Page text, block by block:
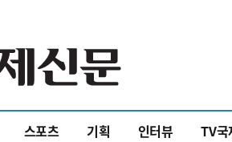
스포츠 기획 인터뷰 TV국